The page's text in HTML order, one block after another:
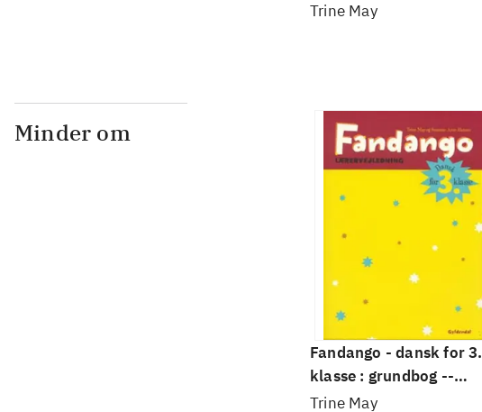
grundbog -- Arbejdsbog.
Trine May
Minder om
Fandango - dansk for 3.
klasse : grundbog --
Lærervejledning
Trine May